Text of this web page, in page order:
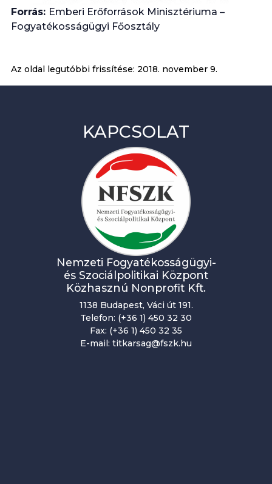
Forrás: Emberi Erőforrások Minisztériuma –
Fogyatékosságügyi Főosztály
Az oldal legutóbbi frissítése: 2018. november 9.
KAPCSOLAT
Nemzeti Fogyatékosságügyi-
és Szociálpolitikai Központ
Közhasznú Nonprofit Kft.
1138 Budapest, Váci út 191.
Telefon: (+36 1) 450 32 30
Fax: (+36 1) 450 32 35
E-mail: titkarsag@fszk.hu